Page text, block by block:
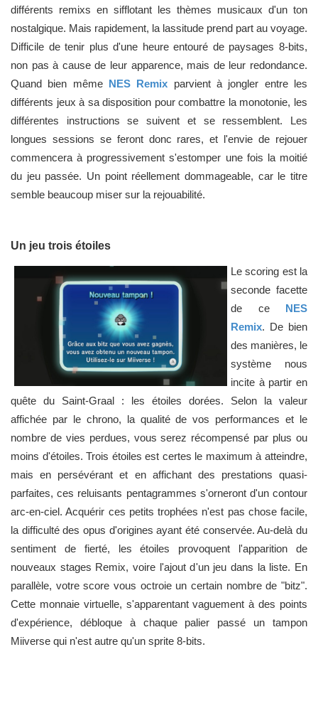
différents remixs en sifflotant les thèmes musicaux d'un ton
nostalgique. Mais rapidement, la lassitude prend part au voyage.
Difficile de tenir plus d'une heure entouré de paysages 8-bits,
non pas à cause de leur apparence, mais de leur redondance.
Quand bien même NES Remix parvient à jongler entre les
différents jeux à sa disposition pour combattre la monotonie, les
différentes instructions se suivent et se ressemblent. Les
longues sessions se feront donc rares, et l'envie de rejouer
commencera à progressivement s'estomper une fois la moitié
du jeu passée. Un point réellement dommageable, car le titre
semble beaucoup miser sur la rejouabilité.
Un jeu trois étoiles
Le scoring est la
seconde facette
de ce NES
Remix. De bien
des manières, le
système nous
incite à partir en
quête du Saint-Graal : les étoiles dorées. Selon la valeur
affichée par le chrono, la qualité de vos performances et le
nombre de vies perdues, vous serez récompensé par plus ou
moins d'étoiles. Trois étoiles est certes le maximum à atteindre,
mais en persévérant et en affichant des prestations quasi-
parfaites, ces reluisants pentagrammes s'orneront d'un contour
arc-en-ciel. Acquérir ces petits trophées n'est pas chose facile,
la difficulté des opus d'origines ayant été conservée. Au-delà du
sentiment de fierté, les étoiles provoquent l'apparition de
nouveaux stages Remix, voire l'ajout d'un jeu dans la liste. En
parallèle, votre score vous octroie un certain nombre de "bitz".
Cette monnaie virtuelle, s'apparentant vaguement à des points
d'expérience, débloque à chaque palier passé un tampon
Miiverse qui n'est autre qu'un sprite 8-bits.